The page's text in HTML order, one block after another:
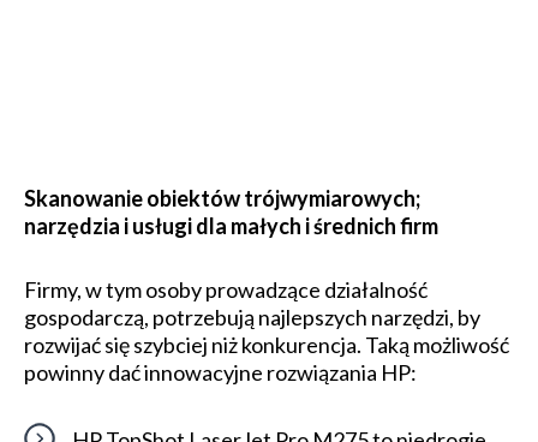
Skanowanie obiektów trójwymiarowych;
narzędzia i usługi dla małych i średnich firm
Firmy, w tym osoby prowadzące działalność
gospodarczą, potrzebują najlepszych narzędzi, by
rozwijać się szybciej niż konkurencja. Taką możliwość
powinny dać innowacyjne rozwiązania HP: